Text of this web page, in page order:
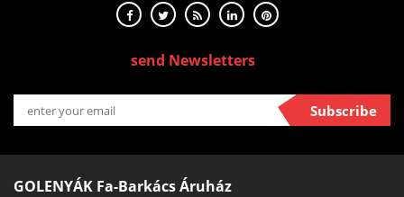
send Newsletters
Subscribe
GOLENYÁK Fa-Barkács Áruház